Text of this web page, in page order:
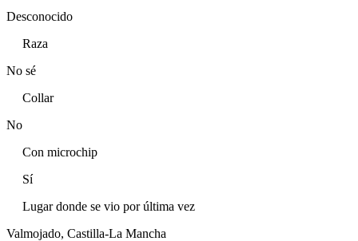
Desconocido
Raza
No sé
Collar
No
Con microchip
Sí
Lugar donde se vio por última vez
Valmojado, Castilla-La Mancha